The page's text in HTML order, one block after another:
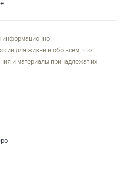
для жизни и обо всем, что
и материалы принадлежат их